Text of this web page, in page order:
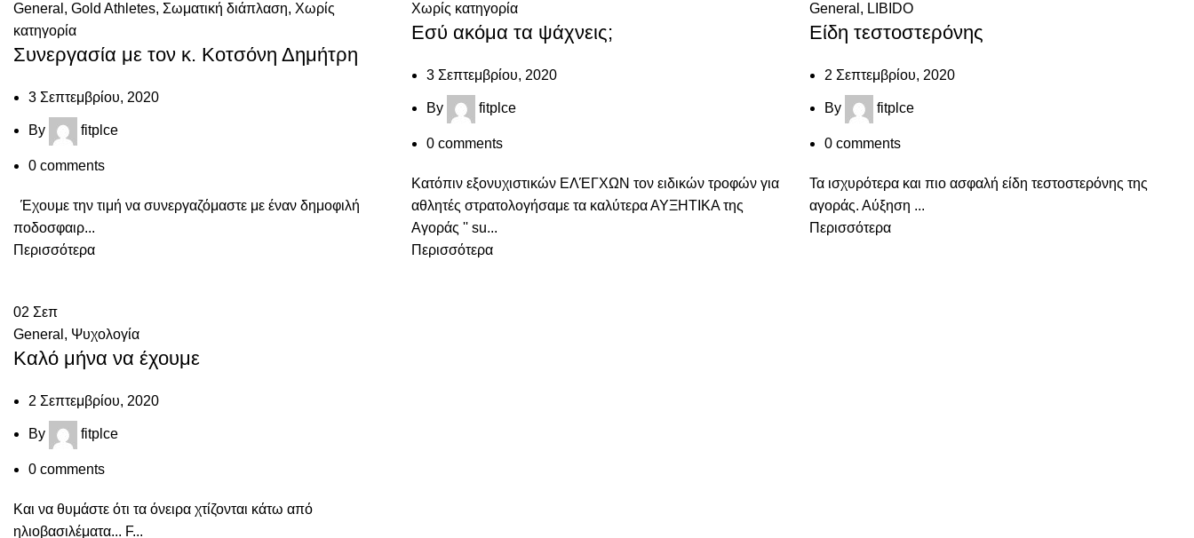
General , Gold Athletes, Σωματική διάπλαση, Χωρίς
κατηγορία
Συνεργασία με τον κ. Κοτσόνη Δημήτρη
3 Σεπτεμβρίου, 2020
By fitplce
0 comments
Έχουμε την τιμή να συνεργαζόμαστε με έναν δημοφιλή
ποδοσφαιρ...
Περισσότερα
Χωρίς κατηγορία
Εσύ ακόμα τα ψάχνεις;
3 Σεπτεμβρίου, 2020
By fitplce
0 comments
Κατόπιν εξονυχιστικών ΕΛΈΓΧΩΝ τον ειδικών τροφών για
αθλητές στρατολογήσαμε τα καλύτερα ΑΥΞΗΤΙΚΑ της
Αγοράς '' su...
Περισσότερα
General , LIBIDO
Είδη τεστοστερόνης
2 Σεπτεμβρίου, 2020
By fitplce
0 comments
Τα ισχυρότερα και πιο ασφαλή είδη τεστοστερόνης της
αγοράς. Αύξηση ...
Περισσότερα
02 Σεπ
General , Ψυχολογία
Καλό μήνα να έχουμε
2 Σεπτεμβρίου, 2020
By fitplce
0 comments
Και να θυμάστε ότι τα όνειρα χτίζονται κάτω από
ηλιοβασιλέματα... F...